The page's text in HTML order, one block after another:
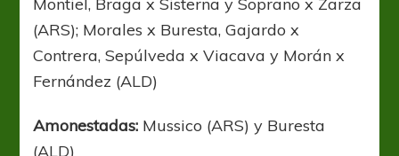
Montiel, Braga x Sisterna y Soprano x Zarza
(ARS); Morales x Buresta, Gajardo x
Contrera, Sepúlveda x Viacava y Morán x
Fernández (ALD)
Amonestadas: Mussico (ARS) y Buresta
(ALD)